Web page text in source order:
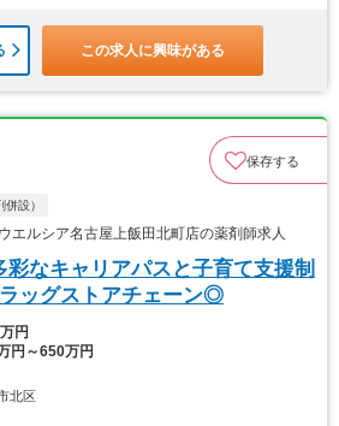
この求人に興味がある
保存する
設）
ルシア名古屋上飯田北町店の薬剤師求人
彩なキャリアパスと子育て支援制
ッグストアチェーン◎
円
円～650万円
北区